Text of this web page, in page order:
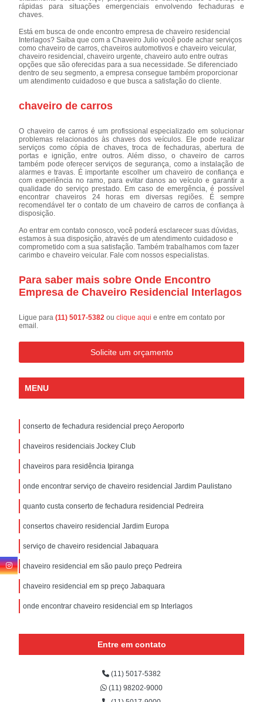
rápidas para situações emergenciais envolvendo fechaduras e
chaves.
Está em busca de onde encontro empresa de chaveiro residencial
Interlagos? Saiba que com a Chaveiro Julio você pode achar serviços
como chaveiro de carros, chaveiros automotivos e chaveiro veicular,
chaveiro residencial, chaveiro urgente, chaveiro auto entre outras
opções que são oferecidas para a sua necessidade. Se diferenciado
dentro de seu segmento, a empresa consegue também proporcionar
um atendimento cuidadoso e que busca a satisfação do cliente.
chaveiro de carros
O chaveiro de carros é um profissional especializado em solucionar
problemas relacionados às chaves dos veículos. Ele pode realizar
serviços como cópia de chaves, troca de fechaduras, abertura de
portas e ignição, entre outros. Além disso, o chaveiro de carros
também pode oferecer serviços de segurança, como a instalação de
alarmes e travas. É importante escolher um chaveiro de confiança e
com experiência no ramo, para evitar danos ao veículo e garantir a
qualidade do serviço prestado. Em caso de emergência, é possível
encontrar chaveiros 24 horas em diversas regiões. É sempre
recomendável ter o contato de um chaveiro de carros de confiança à
disposição.
Ao entrar em contato conosco, você poderá esclarecer suas dúvidas,
estamos à sua disposição, através de um atendimento cuidadoso e
comprometido com a sua satisfação. Também trabalhamos com fazer
carimbo e chaveiro veicular. Fale com nossos especialistas.
Para saber mais sobre Onde Encontro
Empresa de Chaveiro Residencial Interlagos
Ligue para(11) 5017-5382ouclique aqui e entre em contato por
email.
Solicite um orçamento
MENU
conserto de fechadura residencial preço Aeroporto
chaveiros residenciais Jockey Club
chaveiros para residência Ipiranga
onde encontrar serviço de chaveiro residencial Jardim Paulistano
quanto custa conserto de fechadura residencial Pedreira
consertos chaveiro residencial Jardim Europa
serviço de chaveiro residencial Jabaquara
chaveiro residencial em são paulo preço Pedreira
chaveiro residencial em sp preço Jabaquara
onde encontrar chaveiro residencial em sp Interlagos
Entre em contato
(11) 5017-5382
(11) 98202-9000